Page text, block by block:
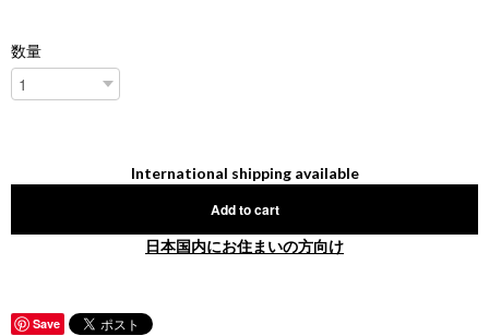
数量
International shipping available
Add to cart
日本国内にお住まいの方向け
Save